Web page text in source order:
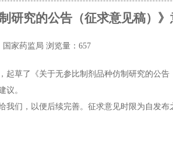
研究的公告（征求意见稿）
国家药监局 浏览量：657
草了《关于无参比制剂品种仿制研究的公告
议。
们，以便后续完善。征求意见时限为自发布